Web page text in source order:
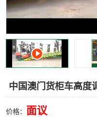
中国澳门货柜车高度
价格： 面议